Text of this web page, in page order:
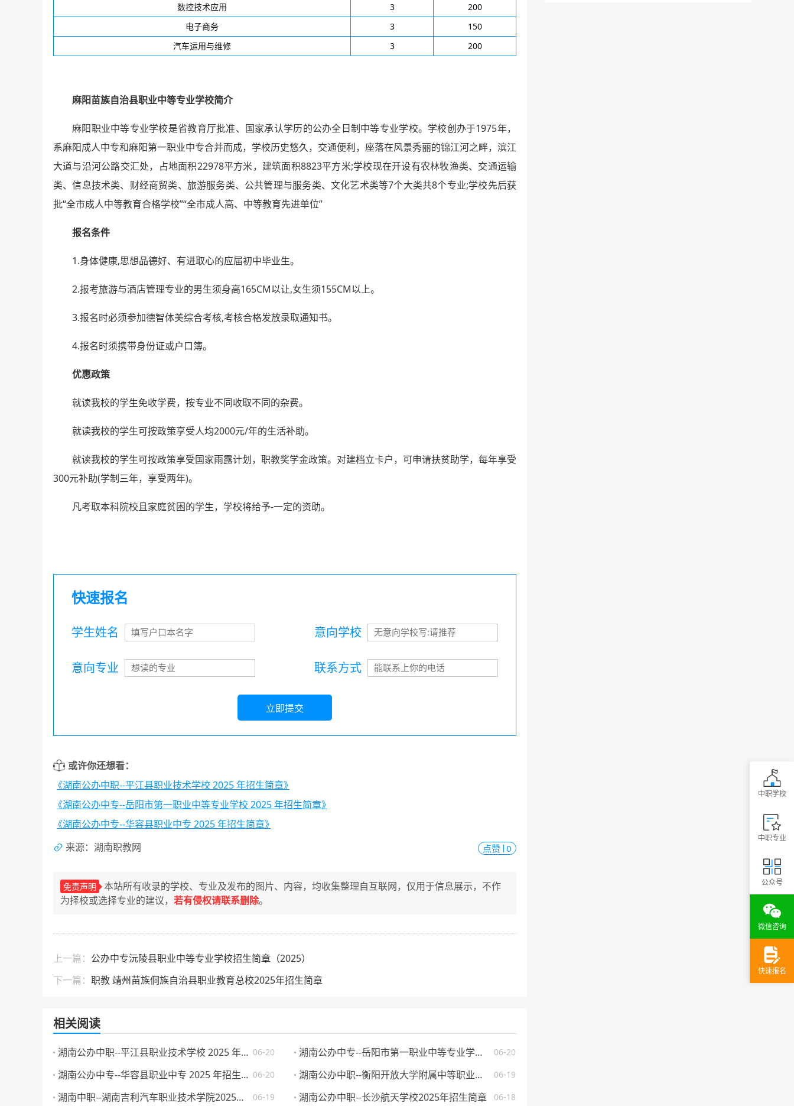
数控技术应用
3
200
电子商务
3
150
汽车运用与维修
3 200
麻阳苗族自治县职业中等专业学校简介
麻阳职业中等专业学校是省教育厅批准、国家承认学历的公办全日制中等专业学校。学校创办于1975年，
系麻阳成人中专和麻阳第一职业中专合并而成，学校历史悠久，交通便利，座落在风景秀丽的锦江河之畔，滨江
大道与沿河公路交汇处，占地面积22978平方米，建筑面积8823平方米;学校现在开设有农林牧渔类、交通运输
类、信息技术类、财经商贸类、旅游服务类、公共管理与服务类、文化艺术类等7个大类共8个专业;学校先后获
批“全市成人中等教育合格学校”“全市成人高、中等教育先进单位”
报名条件
1.身体健康,思想品德好、有进取心的应届初中毕业生。
2.报考旅游与酒店管理专业的男生须身高165CM以让,女生须155CM以上。
3.报名时必须参加德智体美综合考核,考核合格发放录取通知书。
4.报名时须携带身份证或户口簿。
优惠政策
就读我校的学生免收学费，按专业不同收取不同的杂费。
就读我校的学生可按政策享受人均2000元/年的生活补助。
就读我校的学生可按政策享受国家雨露计划，职教奖学金政策。对建档立卡户，可申请扶贫助学，每年享受
300元补助(学制三年，享受两年)。
凡考取本科院校且家庭贫困的学生，学校将给予-一定的资助。
快速报名
学生姓名 意向学校
意向专业 联系方式
立即提交
或许你还想看：
《湖南公办中职--平江县职业技术学校 2025 年招生简章》
《湖南公办中专--岳阳市第一职业中等专业学校 2025 年招生简章》
《湖南公办中专--华容县职业中专 2025 年招生简章》
来源：湖南职教网
点赞 0
免责声明
本站所有收录的学校、专业及发布的图片、内容，均收集整理自互联网，仅用于信息展示，不作
为择校或选择专业的建议， 若有侵权请联系删除。
上一篇： 公办中专沅陵县职业中等专业学校招生简章（2025）
下一篇： 职教 靖州苗族侗族自治县职业教育总校2025年招生简章
相关阅读
06-20
湖南公办中职--平江县职业技术学校 2025 年招生简章 06-20
湖南公办中专--岳阳市第一职业中等专业学校 2025 年招生简章
06-20
湖南公办中专--华容县职业中专 2025 年招生简章 06-19
湖南公办中职--衡阳开放大学附属中等职业学校 2025 年招生简章
06-19
湖南中职--湖南吉利汽车职业技术学院2025年普通高校招生章程 06-18
湖南公办中职--长沙航天学校2025年招生简章
中职学校
中职专业
公众号
微信咨询
快速报名